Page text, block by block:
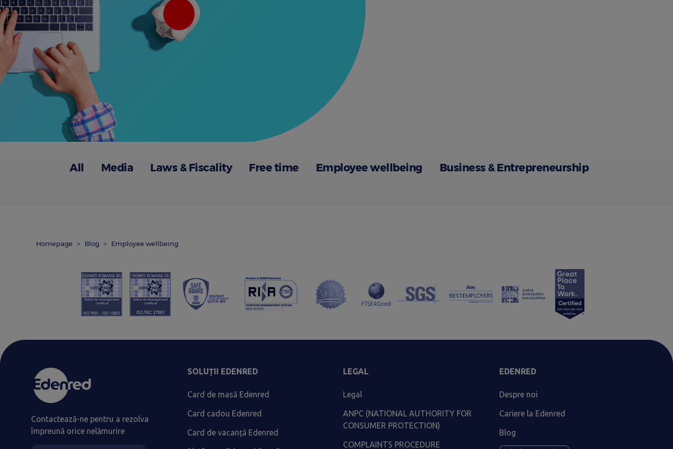
All Media Laws & Fiscality Free time Employee wellbeing Business & Entrepreneurship
Homepage Blog Employee wellbeing
Contactează-ne pentru a rezolva
împreună orice nelămurire
SOLUȚII EDENRED
Card de masă Edenred
Card cadou Edenred
Card de vacanță Edenred
LEGAL
Legal
ANPC (NATIONAL AUTHORITY FOR
CONSUMER PROTECTION)
COMPLAINTS PROCEDURE
EDENRED
Despre noi
Cariere la Edenred
Blog